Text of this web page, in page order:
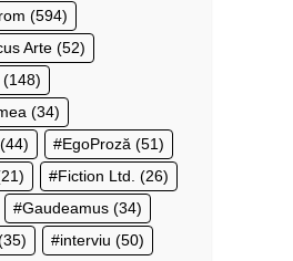
(594)
Arte (52)
(148)
(34)
(44) EgoProză (51)
Fiction Ltd. (26)
Gaudeamus (34)
interviu (50)